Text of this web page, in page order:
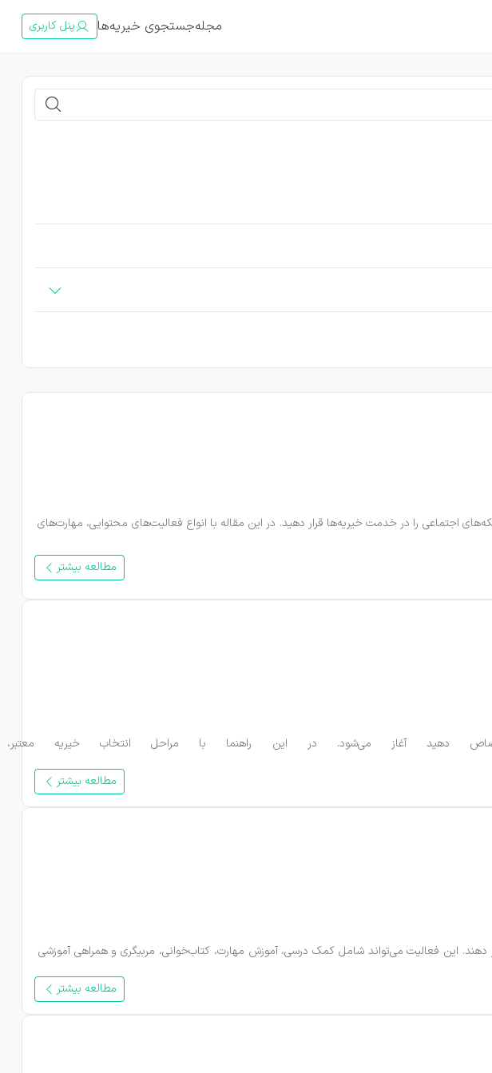
مجلهجستجوی خیریه‌ها پنل کاربری
کار داوطلبانه در حوزه تولید محتوا فرصتی است تا مهارت‌هایی مانند نویسندگی، طراحی، عکاسی، ترجمه، تدوین و مدیریت شبکه‌های اجتماعی را در خدمت خیریه‌ها قرار دهید. در این مقاله با انواع فعالیت‌های محتوایی، مهارت‌های
مطالعه بیشتر
داوطلب شدن در خیریه با شناخت علاقه‌ها، مهارت‌ها و زمانی که می‌توانید اختصاص دهید
مطالعه بیشتر
تدریس داوطلبانه فرصتی است تا معلمان، دانشجویان و افراد متخصص، دانش و مهارت خود را در اختیار دانش‌آموزان قرار دهند. این فعالیت می‌تواند شامل کمک درسی، آموزش مهارت، کتاب‌خوانی، مربیگری و همراهی آموزشی
مطالعه بیشتر